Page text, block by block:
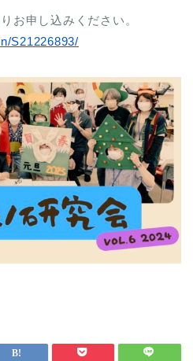
お申し込みください。
S21226893/